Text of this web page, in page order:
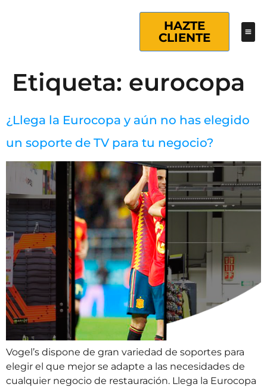
HAZTE
CLIENTE
Etiqueta: eurocopa
¿Llega la Eurocopa y aún no has elegido
un soporte de TV para tu negocio?
Vogel’s dispone de gran variedad de soportes para
elegir el que mejor se adapte a las necesidades de
cualquier negocio de restauración. Llega la Eurocopa